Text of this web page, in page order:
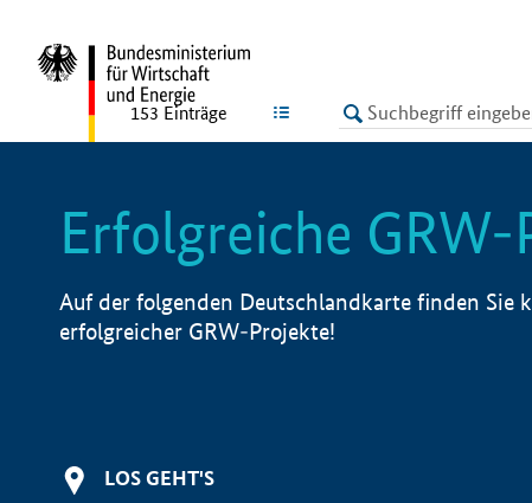
LISTE
153 Einträge
Erfolgreiche
Auf der folgenden Deutschlandkarte finden Sie
erfolgreicher GRW-Projekte!
LOS GEHT'S